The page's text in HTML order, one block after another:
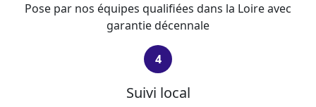
Pose par nos équipes qualifiées dans la Loire avec
garantie décennale
4
Suivi local